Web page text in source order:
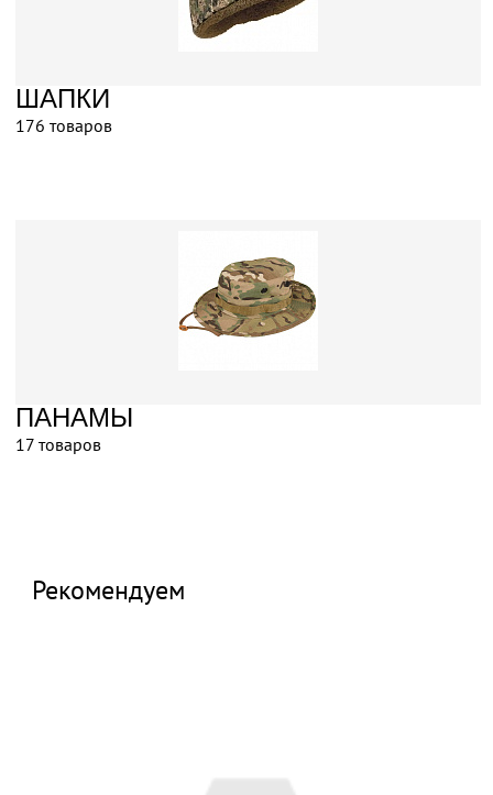
ШАПКИ
176 товаров
ПАНАМЫ
17 товаров
Рекомендуем